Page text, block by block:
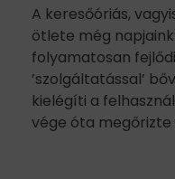
A keresőóriás,
ötlete még
folyamatosan
’szolgáltatással’
kielégíti a
vége óta megőrizte